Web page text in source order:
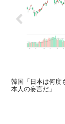
韓国「日本は何度
本人の妄言だ」